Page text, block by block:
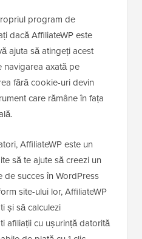
program de
dacă AffiliateWP este
ajuta să atingeți acest
navigarea axată pe
fără cookie-uri devin
care rămâne în fața
AffiliateWP este un
să te ajute să creezi un
succes în WordPress
site-ului lor, AffiliateWP
și să calculezi
afiliații cu ușurință datorită